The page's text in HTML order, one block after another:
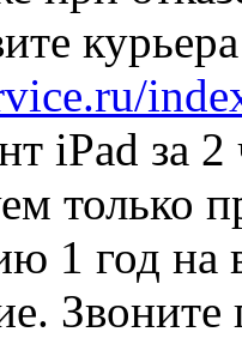
iPad за 2
только
1 год на